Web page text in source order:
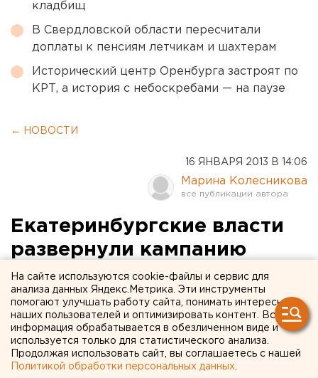
кладбищ
В Свердловской области пересчитали
доплаты к пенсиям летчикам и шахтерам
Исторический центр Оренбурга застроят по
КРТ, а история с небоскребами — на паузе
← НОВОСТИ
16 ЯНВАРЯ 2013 В 14:06
Марина Колесникова
Екатеринбургские власти
развернули кампанию
«репрессий» против
рекламщиков
В течение нынешнего года количество
рекламных конструкций в уральской столице
уменьшится на 30 процентов. Всего в
На сайте используются cookie-файлы и сервис для
анализа данных Яндекс.Метрика. Эти инструменты
помогают улучшать работу сайта, понимать интересы
наших пользователей и оптимизировать контент. Вся
информация обрабатывается в обезличенном виде и
используется только для статистического анализа.
Продолжая использовать сайт, вы соглашаетесь с нашей
Политикой обработки персональных данных